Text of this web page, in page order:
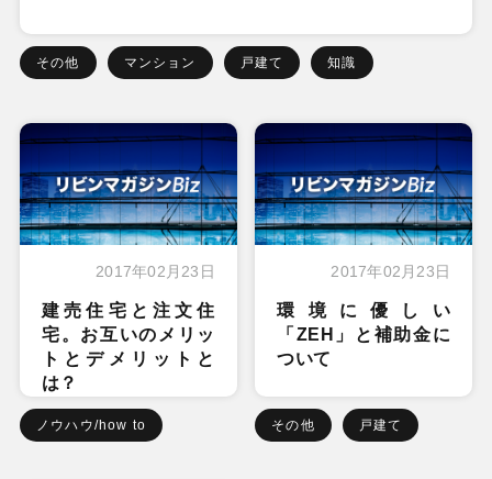
その他 マンション 戸建て 知識
2017年02月23日
建売住宅と注文住
宅。お互いのメリッ
トとデメリットと
は？
ノウハウ/how to
2017年02月23日
環境に優しい
「ZEH」と補助金に
ついて
その他 戸建て